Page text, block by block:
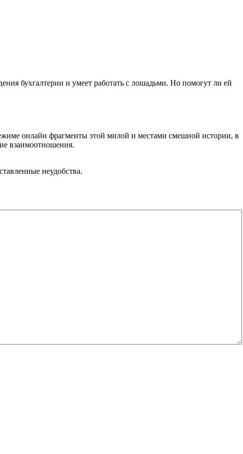
бухгалтерии и умеет работать с лошадьми. Но помогут ли ей
онлайн фрагменты этой милой и местами смешной истории, в
взаимоотношения.
неудобства.